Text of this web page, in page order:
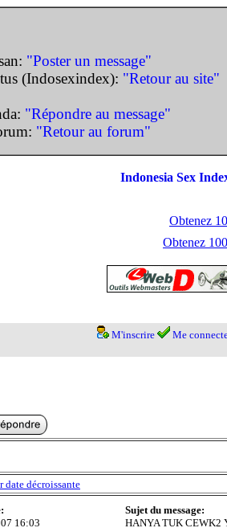
"Poster un message"
(Indosexindex): "Retour au site"
"Répondre au message"
"Retour au forum"
Indonesia Sex
Obtenez
Obtenez
M'inscrire Me
date décroissante
16:03
Sujet du message:
HANYA TUK CEWK2